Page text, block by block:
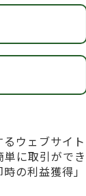
ウェブサイト
に取引ができ
の利益獲得」